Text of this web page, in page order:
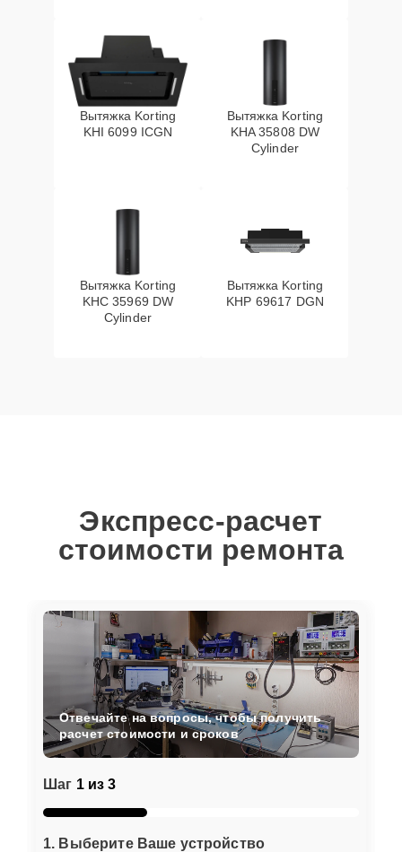
Вытяжка Korting
KHI 6099 ICGN
Вытяжка Korting
KHA 35808 DW
Cylinder
Вытяжка Korting
KHC 35969 DW
Cylinder
Вытяжка Korting
KHP 69617 DGN
Экспресс-расчет
стоимости ремонта
Шаг 1 из 3
1. Выберите Ваше устройство
Отвечайте на вопросы, чтобы получить
расчет стоимости и сроков